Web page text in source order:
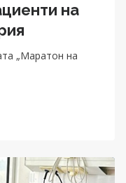
на
„Маратон на